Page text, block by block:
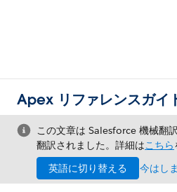
Apex リファレンスガイ
この文章は Salesforce 機械翻
翻訳されました。詳細はこちら
英語に切り替える
今はし